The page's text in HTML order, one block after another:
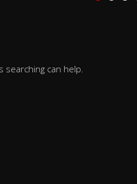
searching can help.